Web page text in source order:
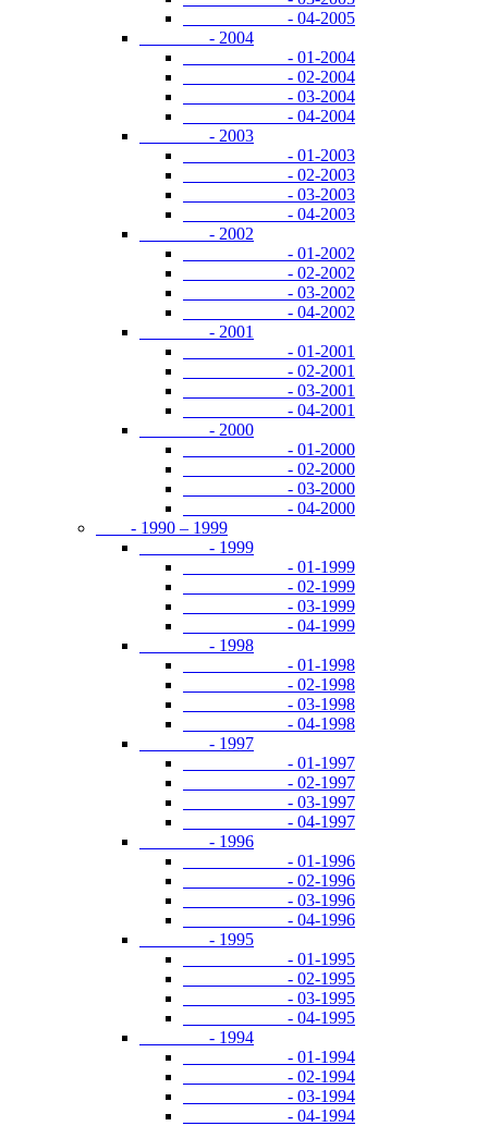
- 04-2005
- 2004
- 01-2004
- 02-2004
- 03-2004
- 04-2004
- 2003
- 01-2003
- 02-2003
- 03-2003
- 04-2003
- 2002
- 01-2002
- 02-2002
- 03-2002
- 04-2002
- 2001
- 01-2001
- 02-2001
- 03-2001
- 04-2001
- 2000
- 01-2000
- 02-2000
- 03-2000
- 04-2000
- 1990 – 1999
- 1999
- 01-1999
- 02-1999
- 03-1999
- 04-1999
- 1998
- 01-1998
- 02-1998
- 03-1998
- 04-1998
- 1997
- 01-1997
- 02-1997
- 03-1997
- 04-1997
- 1996
- 01-1996
- 02-1996
- 03-1996
- 04-1996
- 1995
- 01-1995
- 02-1995
- 03-1995
- 04-1995
- 1994
- 01-1994
- 02-1994
- 03-1994
- 04-1994